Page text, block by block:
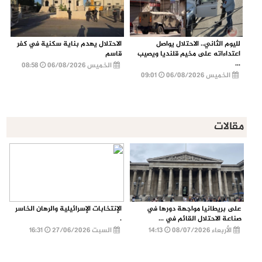
لليوم الثاني.. الاحتلال يواصل
اعتداءاته على مخيم قلنديا ويصيب
...
الخميس 06/08/2026
الاحتلال يهدم بناية سكنية في كفر
قاسم
الخميس 06/08/2026
08:58
مقالات
على بريطانيا مواجهة دورها في
صناعة الاحتلال القائم في ...
الأربعاء 08/07/2026
الإنتخابات الإسرائيلية والرهان الخاسر
.
السبت 27/06/2026
16:31